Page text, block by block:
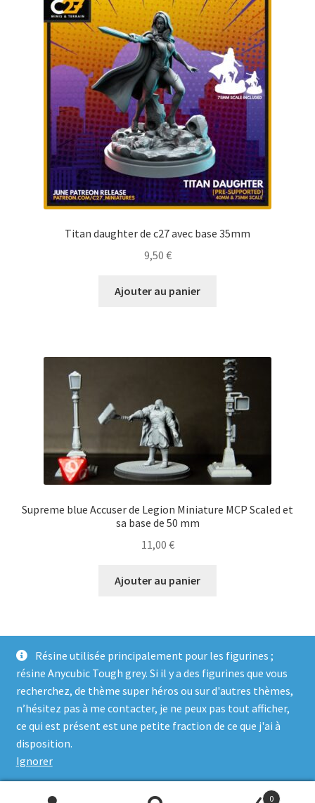
Résine utilisée principalement pour les figurines ;
résine Anycubic Tough grey. Si il y a des figurines que vous
recherchez, de thème super héros ou sur d'autres thèmes,
n’hésitez pas à me contacter, je ne peux pas tout afficher,
ce qui est présent est une petite fraction de ce que j'ai à
disposition.
Ignorer
Titan daughter de c27 avec base 35mm
9,50 €
Ajouter au panier
Supreme blue Accuser de Legion Miniature MCP Scaled et
sa base de 50 mm
11,00 €
Ajouter au panier
© Genosha Impact 2026
Built with WooCommerce
0